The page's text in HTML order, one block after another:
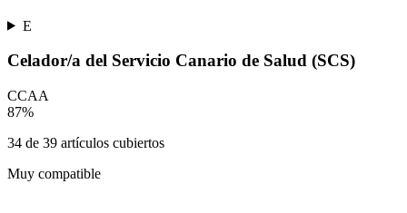
E
Celador/a del Servicio Canario de Salud (SCS)
CCAA
87%
34 de 39 artículos cubiertos
Muy compatible